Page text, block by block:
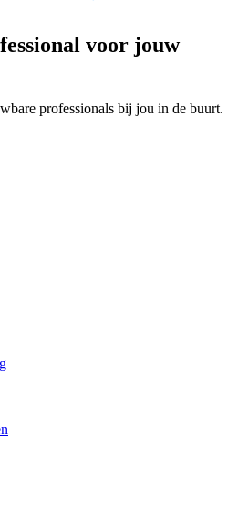
voor jouw
professionals bij jou in de buurt.